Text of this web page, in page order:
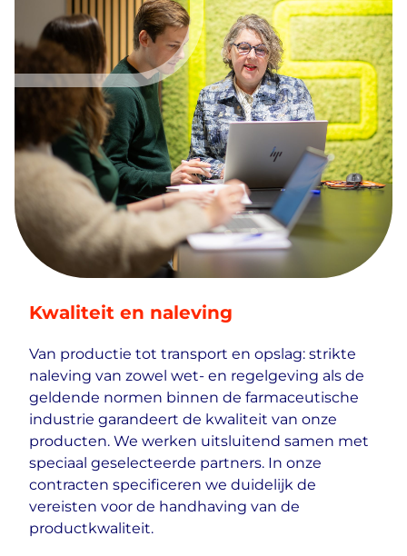
Kwaliteit en naleving
Van productie tot transport en opslag: strikte
naleving van zowel wet- en regelgeving als de
geldende normen binnen de farmaceutische
industrie garandeert de kwaliteit van onze
producten. We werken uitsluitend samen met
speciaal geselecteerde partners. In onze
contracten specificeren we duidelijk de
vereisten voor de handhaving van de
productkwaliteit.